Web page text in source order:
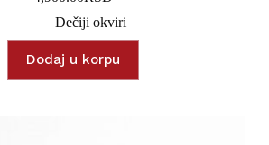
Dečiji okviri
Dodaj u korpu